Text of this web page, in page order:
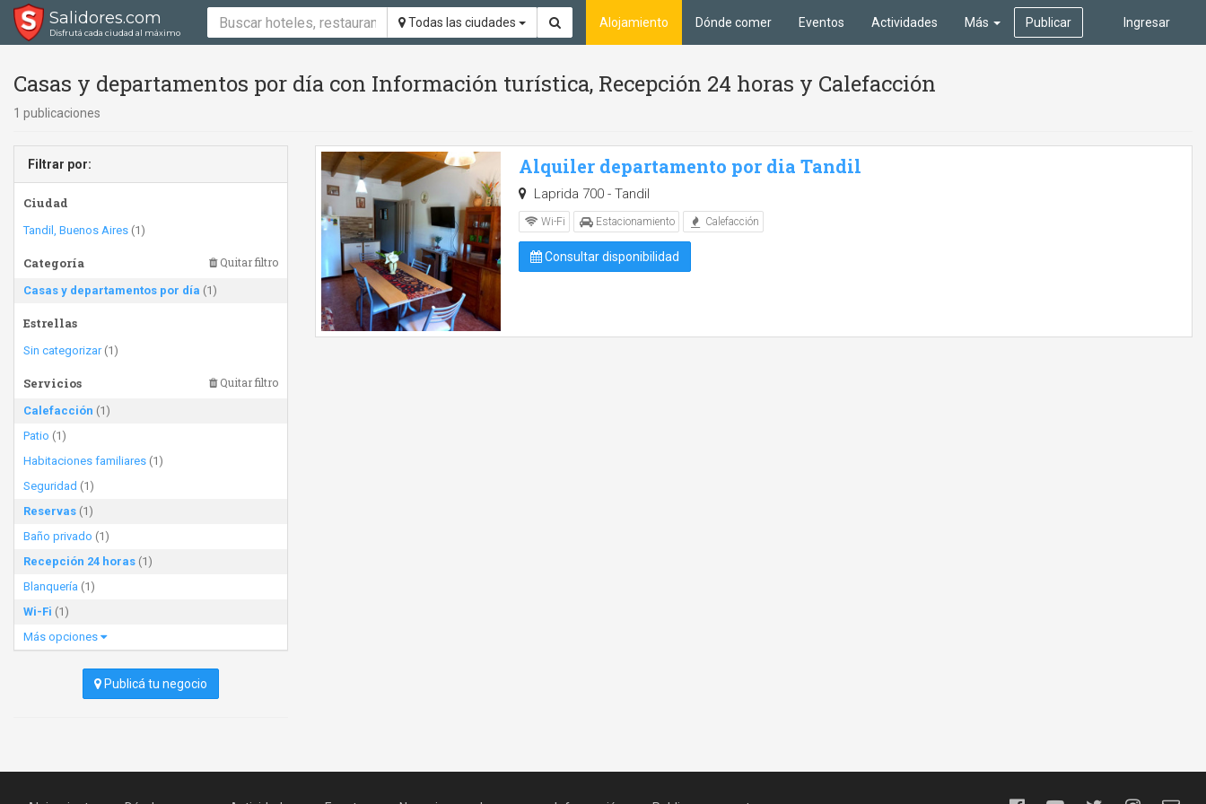
Salidores.com
Disfrutá cada ciudad al máximo
Todas las ciudades Ingresar
Alojamiento Dónde comer Eventos Actividades Más Publicar
Casas y departamentos por día con Información turística, Recepción 24 horas y Calefacción
1 publicaciones
Filtrar por:
Ciudad
Tandil, Buenos Aires (1)
Categoría Quitar filtro
Casas y departamentos por día (1)
Estrellas
Sin categorizar(1)
Servicios Quitar filtro
Calefacción (1)
Patio (1)
Habitaciones familiares (1)
Seguridad (1)
Reservas (1)
Baño privado (1)
Recepción 24 horas (1)
Blanquería (1)
Wi-Fi (1)
Más opciones
Publicá tu negocio
Alquiler departamento por dia Tandil
Laprida 700 - Tandil
Wi-Fi Estacionamiento Calefacción
Consultar disponibilidad